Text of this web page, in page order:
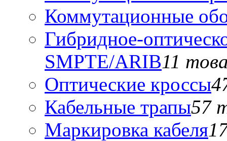
Коммутационные
Гибридное-
SMPTE/ARIB11
Оптические кроссы
Кабельные трапы57
Маркировка кабеля